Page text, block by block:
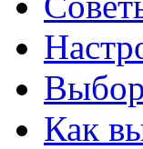
Как